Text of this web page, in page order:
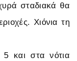
σταδιακά θα
Χιόνια τη
5 και στα νότια